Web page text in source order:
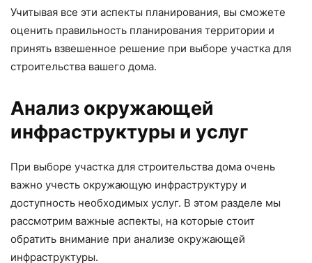
Учитывая все эти аспекты планирования, вы сможете
оценить правильность планирования территории и
принять взвешенное решение при выборе участка для
строительства вашего дома.
Анализ окружающей
инфраструктуры и услуг
При выборе участка для строительства дома очень
важно учесть окружающую инфраструктуру и
доступность необходимых услуг. В этом разделе мы
рассмотрим важные аспекты, на которые стоит
обратить внимание при анализе окружающей
инфраструктуры.